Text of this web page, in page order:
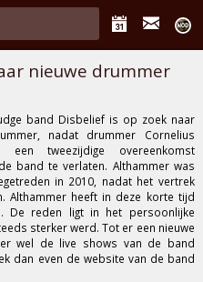
nieuwe drummer
band Disbeliefis op zoek naar
nadat drummer Cornelius
tweezijdige overeenkomst
band te verlaten. Althammer was
in 2010, nadat het vertrek
. Althammerheeft in deze korte tijd
De reden ligt in het persoonlijke
sterker werd. Tot er een nieuwe
wel de live shows van de band
dan even de website van de band